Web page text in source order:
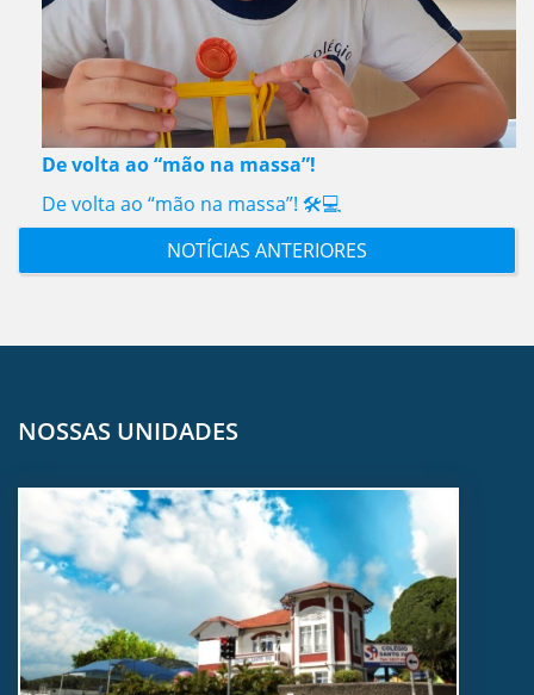
De volta ao “mão na massa”!
De volta ao “mão na massa”! 🛠️💻
NOTÍCIAS ANTERIORES
NOSSAS UNIDADES